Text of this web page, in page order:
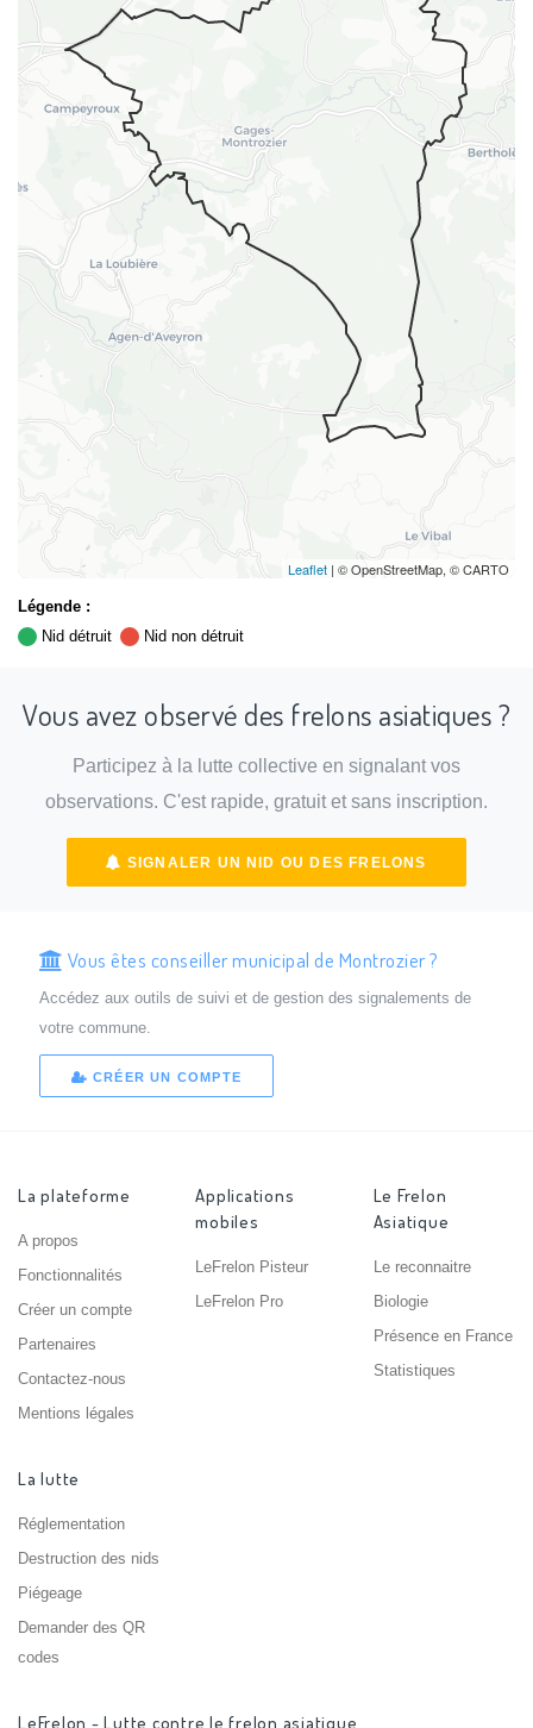
Leaflet | © OpenStreetMap, © CARTO
Légende :
Nid détruit
Nid non détruit
Vous avez observé des frelons asiatiques ?
Participez à la lutte collective en signalant vos
observations. C'est rapide, gratuit et sans inscription.
SIGNALER UN NID OU DES FRELONS
Vous êtes conseiller municipal de Montrozier ?
Accédez aux outils de suivi et de gestion des signalements de
votre commune.
CRÉER UN COMPTE
La plateforme
A propos
Fonctionnalités
Créer un compte
Partenaires
Contactez-nous
Mentions légales
Applications
mobiles
LeFrelon Pisteur
LeFrelon Pro
Le Frelon
Asiatique
Le reconnaitre
Biologie
Présence en France
Statistiques
La lutte
Réglementation
Destruction des nids
Piégeage
Demander des QR
codes
LeFrelon - Lutte contre le frelon asiatique